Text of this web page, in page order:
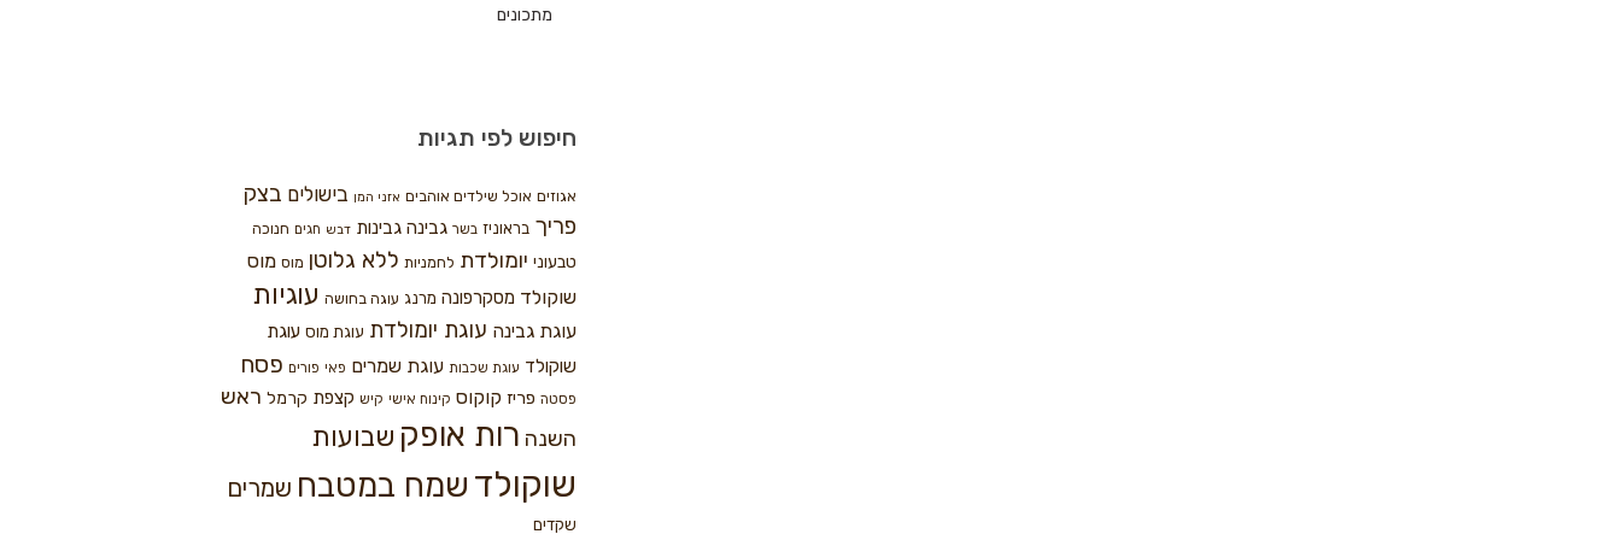
מתכונים
חיפוש לפי תגיות
אגוזים אוכל שילדים אוהבים אזני המן בישולים בצק
פריך בראוניז בשר גבינה גבינות דבש חגים חנוכה
טבעוני יומולדת לחמניות ללא גלוטן מוס מוס
שוקולד מסקרפונה מרנג עוגה בחושה עוגיות
עוגת גבינה עוגת יומולדת עוגת מוס עוגת
שוקולד עוגת שכבות עוגת שמרים פאי פורים פסח
פסטה פריז קוקוס קינוח אישי קיש קצפת קרמל ראש
השנה רות אופק שבועות
שוקולד שמח במטבח שמרים
שקדים